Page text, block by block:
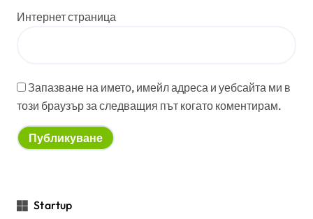
Интернет страница
Запазване на името, имейл адреса и уебсайта ми в
този браузър за следващия път когато коментирам.
Startup